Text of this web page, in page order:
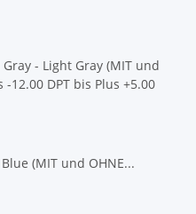
- Light Gray (MIT und
12.00 DPT bis Plus +5.00